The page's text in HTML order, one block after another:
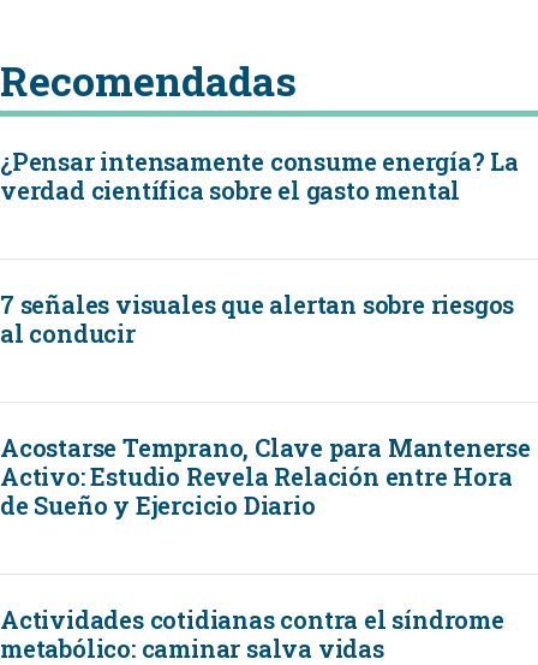
Recomendadas
¿Pensar intensamente consume energía? La
verdad científica sobre el gasto mental
7 señales visuales que alertan sobre riesgos
al conducir
Acostarse Temprano, Clave para Mantenerse
Activo: Estudio Revela Relación entre Hora
de Sueño y Ejercicio Diario
Actividades cotidianas contra el síndrome
metabólico: caminar salva vidas